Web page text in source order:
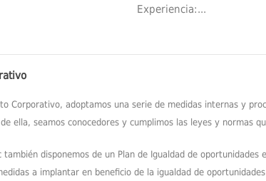
Experiencia:...
Corporativo, adoptamos una serie de medidas internas y
ella, seamos conocedores y cumplimos las leyes y normas
también disponemos de un Plan de Igualdad de
a implantar en beneficio de la igualdad de